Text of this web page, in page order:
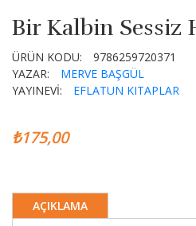
Bir Kalbin Sessiz
ÜRÜN KODU:
9786259720371
YAZAR:
MERVE BAŞGÜL
YAYINEVİ:
EFLATUN KITAPLAR
₺175,00
AÇIKLAMA